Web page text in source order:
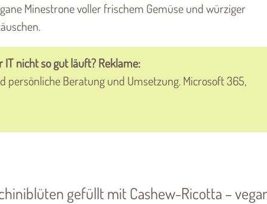
Minestrone voller frischem Gemüse und würziger
IT nicht so gut läuft? Reklame:
persönliche Beratung und Umsetzung. Microsoft 365,
gefüllt mit Cashew-Ricotta –